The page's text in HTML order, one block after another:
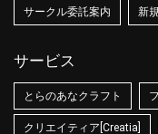
サークル委託案内 新
サービス
とらのあなクラフト
クリエイティア[Creatia]